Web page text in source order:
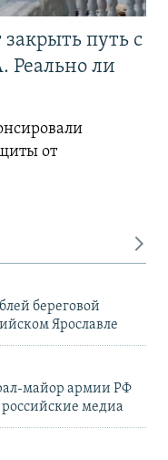
путь с
Реально ли
от
береговой
Ярославле
майор армии РФ
медиа